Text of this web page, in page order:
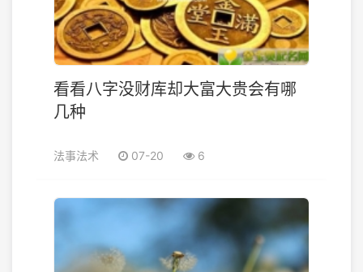
看看八字没财库却大富大贵会有哪
几种
法事法术 07-20 6